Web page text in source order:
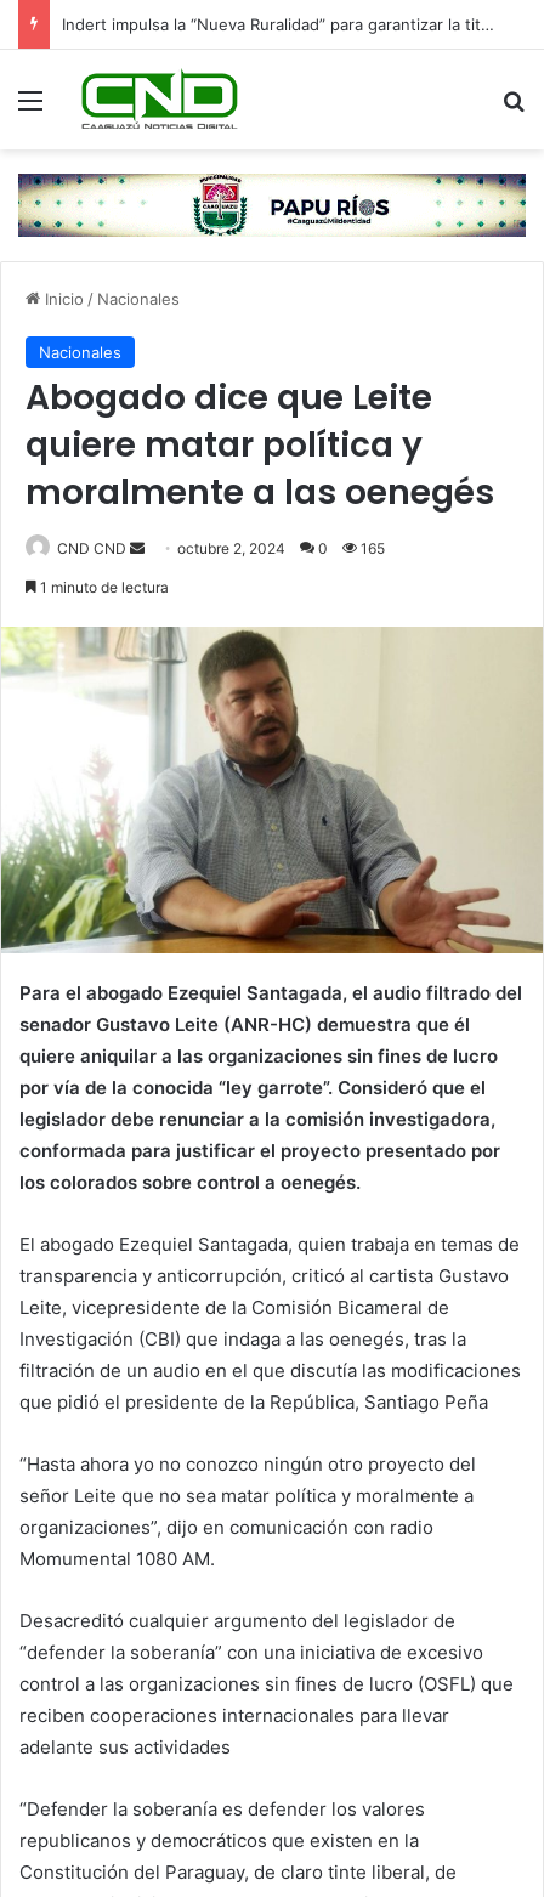
Indert impulsa la “Nueva Ruralidad” para garantizar la titulación de tierras a familias campesinas.
Menú
Inicio / Nacionales
Nacionales
Abogado dice que Leite
quiere matar política y
moralmente a las oenegés
CND CND
Sendoctubre 2, 2024 0 165
1 minuto de lectura
Para el abogado Ezequiel Santagada, el audio filtrado del
senador Gustavo Leite (ANR-HC) demuestra que él
quiere aniquilar a las organizaciones sin fines de lucro
por vía de la conocida “ley garrote”. Consideró que el
legislador debe renunciar a la comisión investigadora,
conformada para justificar el proyecto presentado por
los colorados sobre control a oenegés.
El abogado Ezequiel Santagada, quien trabaja en temas de
transparencia y anticorrupción, criticó al cartista Gustavo
Leite, vicepresidente de la Comisión Bicameral de
Investigación (CBI) que indaga a las oenegés, tras la
filtración de un audio en el que discutía las modificaciones
que pidió el presidente de la República, Santiago Peña
“Hasta ahora yo no conozco ningún otro proyecto del
señor Leite que no sea matar política y moralmente a
organizaciones”, dijo en comunicación con radio
Momumental 1080 AM.
Desacreditó cualquier argumento del legislador de
“defender la soberanía” con una iniciativa de excesivo
control a las organizaciones sin fines de lucro (OSFL) que
reciben cooperaciones internacionales para llevar
adelante sus actividades
“Defender la soberanía es defender los valores
republicanos y democráticos que existen en la
Constitución del Paraguay, de claro tinte liberal, de